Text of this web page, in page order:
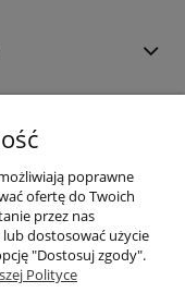
poprawne
ofertę do Twoich
przez nas
dostosować użycie
"Dostosuj zgody".
Polityce